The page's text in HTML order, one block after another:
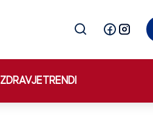
ZDRAVJETRENDI